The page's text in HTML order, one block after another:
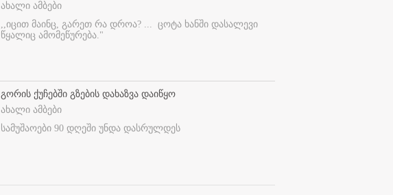
ახალი ამბები
,,იცით მაინც, გარეთ რა დროა? ... ცოტა ხანში დასალევი
წყალიც ამომეწურება."
გორის ქუჩებში გზების დახაზვა დაიწყო
ახალი ამბები
სამუშაოები 90 დღეში უნდა დასრულდეს